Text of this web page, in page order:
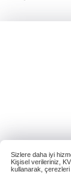
Sizlere daha iyi
Kişisel verileriniz,
kullanarak, çerezleri